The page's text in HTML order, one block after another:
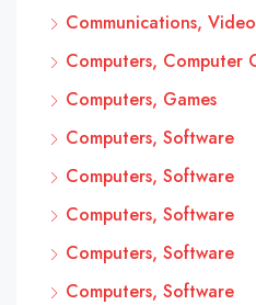
Communications,
Computers, Computer
Computers, Games
Computers, Software
Computers, Software
Computers, Software
Computers, Software
Computers, Software